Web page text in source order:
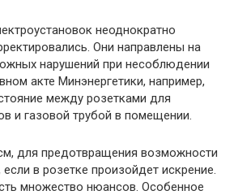
неоднократно
Они направлены на
нарушений при несоблюдении
акте Минэнергетики, например,
между розетками для
и газовой трубой в помещении.
для предотвращения возможности
в розетке произойдет искрение.
множество нюансов. Особенное